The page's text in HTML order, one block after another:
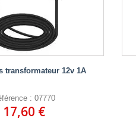
transformateur 12v 1A
: 07770
17,60 €